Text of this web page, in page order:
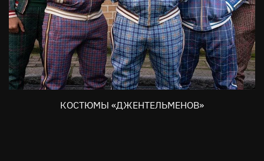
КОСТЮМЫ «ДЖЕНТЕЛЬМЕНОВ»